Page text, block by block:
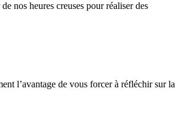
nos heures creuses pour réaliser des
l’avantage de vous forcer à réfléchir sur la